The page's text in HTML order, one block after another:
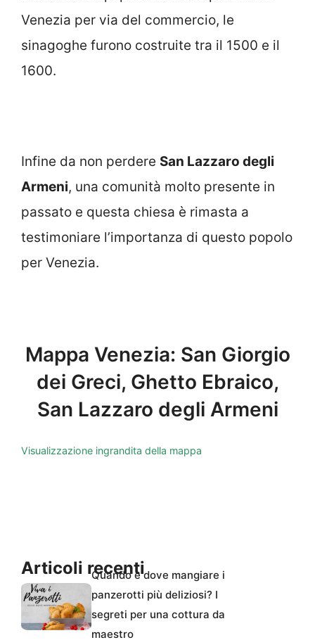
Venezia per via del commercio, le
sinagoghe furono costruite tra il 1500 e il
1600.
Infine da non perdere San Lazzaro degli
Armeni, una comunità molto presente in
passato e questa chiesa è rimasta a
testimoniare l’importanza di questo popolo
per Venezia.
Mappa Venezia: San Giorgio
dei Greci, Ghetto Ebraico,
San Lazzaro degli Armeni
Visualizzazione ingrandita della mappa
Articoli recentiQuando e dove mangiare i
panzerotti più deliziosi? I
segreti per una cottura da
maestro